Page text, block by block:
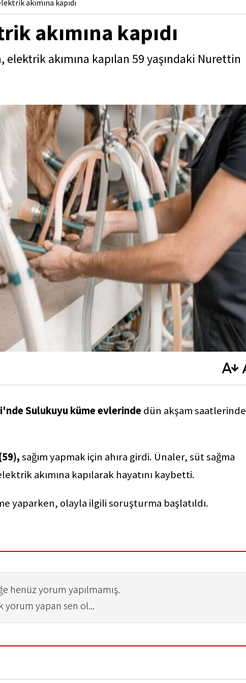
akımına kapıdı
akımına kapıdı
elektrik akımına kapılan 59 yaşındaki Nurettin
Sulukuyu küme evlerindedün akşam saatlerinde
sağım yapmak için ahıra girdi. Ünaler, süt sağma
akımına kapılarak hayatını kaybetti.
yaparken, olayla ilgili soruşturma başlatıldı.
henüz yorum yapılmamış.
yorum yapan sen ol...